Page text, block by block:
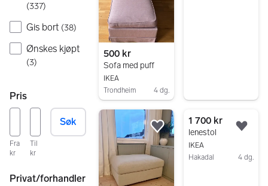
(337)
Gis bort (38)
Ønskes kjøpt
(3)
Pris
Fra
kr
Til
kr
Søk
Privat/forhandler
500 kr
Sofa med puff
IKEA
Trondheim
4 dg.
Legg til som favoritt.
1 700 kr
lenestol
IKEA
Hakadal
4 dg.